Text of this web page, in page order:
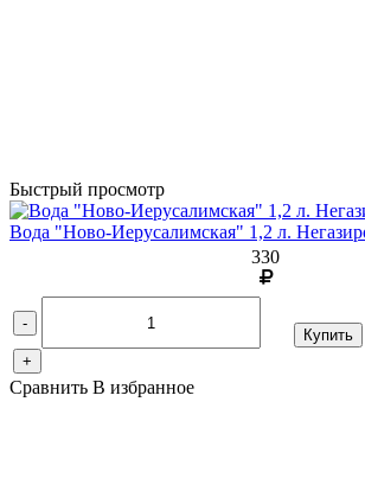
Быстрый просмотр
Вода "Ново-Иерусалимская" 1,2 л.
330
-
+
Купить
Сравнить В избранное